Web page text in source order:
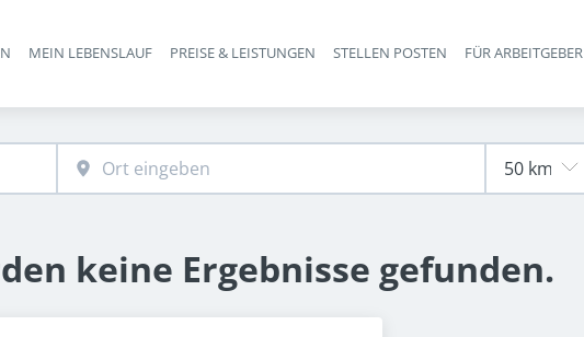
Haupt-Navigation
MEIN LEBENSLAUF PREISE & LEISTUNGEN STELLEN POSTEN FÜR ARBEITGEBER
keine Ergebnisse gefunden.